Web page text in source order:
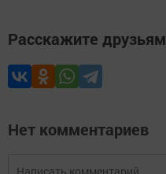
Расскажите друзьям
Нет комментариев